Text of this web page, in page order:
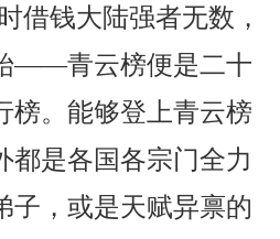
借钱大陆强者无数，
——青云榜便是二十
榜。能够登上青云榜
都是各国各宗门全力
子，或是天赋异禀的